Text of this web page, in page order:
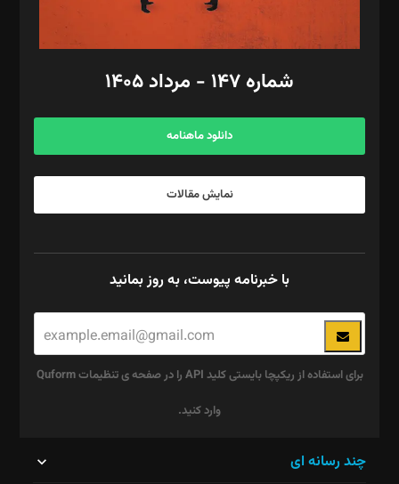
مد‌یر توسعه تجاری: کامبیز برید‌
امور مالی: شاپور رهبری، محمد‌ کاظمی‌نیا
آگهی و مشترکین: ۰۹۱۹۹۹۹۰۴۵۴
شماره ۱۴۷ - مرداد ۱۴۰۵
دانلود ماهنامه
نمایش مقالات
با خبرنامه پیوست، به روز بمانید
برای استفاده از ریکپچا بایستی کلید API را در صفحه ی تنظیمات Quform
وارد کنید.
چند رسانه ای